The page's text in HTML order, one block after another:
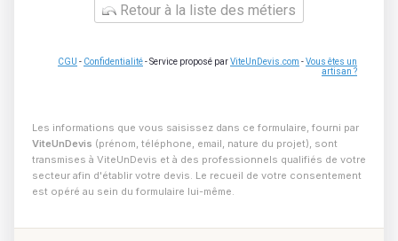
Retour à la liste des métiers
CGU - Confidentialité- Service proposé parViteUnDevis.com -Vous êtes un
artisan ?
Les informations que vous saisissez dans ce formulaire, fourni par
ViteUnDevis (prénom, téléphone, email, nature du projet), sont
transmises à ViteUnDevis et à des professionnels qualifiés de votre
secteur afin d'établir votre devis. Le recueil de votre consentement
est opéré au sein du formulaire lui-même.